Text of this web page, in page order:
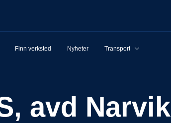
Finn verksted Nyheter Transport
avd Narvik